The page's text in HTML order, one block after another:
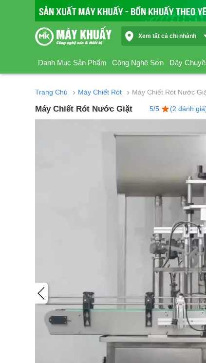
Xem tất cả chi nhánh
Danh Mục Sản Phẩm Công Nghệ Sơn Dây
Trang Chủ › Máy Chiết Rót › Máy Chiết Rót Nước
Máy Chiết Rót Nước Giặt 5/5 (2 đánh